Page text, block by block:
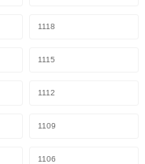
1118
1115
1112
1109
1106